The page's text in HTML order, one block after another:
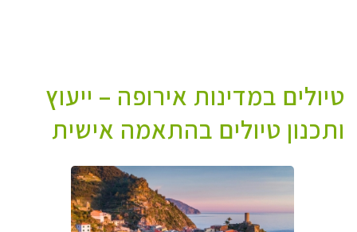
טיולים במדינות אירופה – ייעוץ
ותכנון טיולים בהתאמה אישית